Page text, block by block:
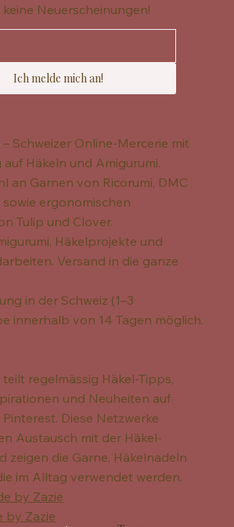
keine Neuerscheinungen!
Ich melde mich an!
Schweizer Online-Mercerie mit
auf Häkeln und Amigurumi.
an Garnen von Ricorumi, DMC
ergonomischen
Tulip und Clover.
Häkelprojekte und
Versand in die ganze
in der Schweiz (1–3
innerhalb von 14 Tagen möglich.
regelmässig Häkel-Tipps,
und Neuheiten auf
Diese Netzwerke
Austausch mit der Häkel-
zeigen die Garne, Häkelnadeln
im Alltag verwendet werden.
by Zazie
by Zazie